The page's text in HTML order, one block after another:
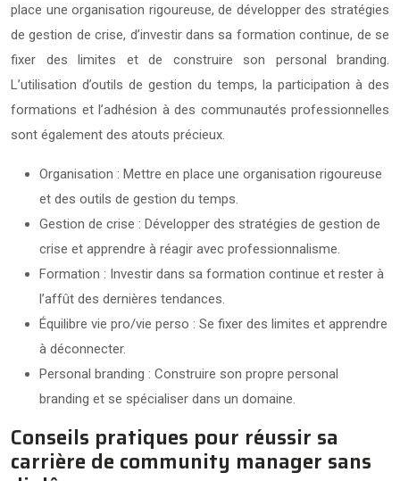
place une organisation rigoureuse, de développer des stratégies
de gestion de crise, d’investir dans sa formation continue, de se
fixer des limites et de construire son personal branding.
L’utilisation d’outils de gestion du temps, la participation à des
formations et l’adhésion à des communautés professionnelles
sont également des atouts précieux.
Organisation : Mettre en place une organisation rigoureuse
et des outils de gestion du temps.
Gestion de crise : Développer des stratégies de gestion de
crise et apprendre à réagir avec professionnalisme.
Formation : Investir dans sa formation continue et rester à
l’affût des dernières tendances.
Équilibre vie pro/vie perso : Se fixer des limites et apprendre
à déconnecter.
Personal branding : Construire son propre personal
branding et se spécialiser dans un domaine.
Conseils pratiques pour réussir sa
carrière de community manager sans